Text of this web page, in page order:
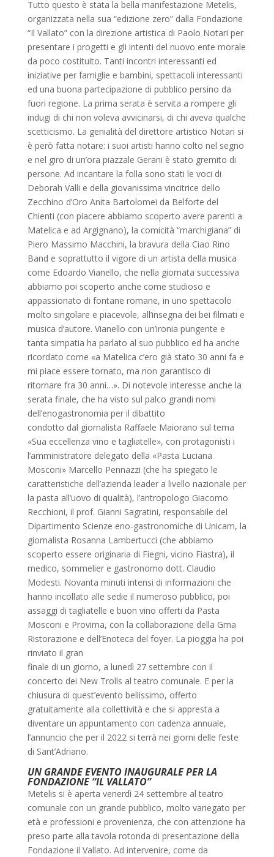
Tutto questo è stata la bella manifestazione Metelis,
organizzata nella sua “edizione zero” dalla Fondazione
“Il Vallato” con la direzione artistica di Paolo Notari per
presentare i progetti e gli intenti del nuovo ente morale
da poco costituito. Tanti incontri interessanti ed
iniziative per famiglie e bambini, spettacoli interessanti
ed una buona partecipazione di pubblico persino da
fuori regione. La prima serata è servita a rompere gli
indugi di chi non voleva avvicinarsi, di chi aveva qualche
scetticismo. La genialità del direttore artistico Notari si
è però fatta notare: i suoi artisti hanno colto nel segno
e nel giro di un’ora piazzale Gerani è stato gremito di
persone. Ad incantare la folla sono stati le voci di
Deborah Valli e della giovanissima vincitrice dello
Zecchino d’Oro Anita Bartolomei da Belforte del
Chienti (con piacere abbiamo scoperto avere parenti a
Matelica e ad Argignano), la comicità “marchigiana” di
Piero Massimo Macchini, la bravura della Ciao Rino
Band e soprattutto il vigore di un artista della musica
come Edoardo Vianello, che nella giornata successiva
abbiamo poi scoperto anche come studioso e
appassionato di fontane romane, in uno spettacolo
molto singolare e piacevole, all’insegna dei bei filmati e
musica d’autore. Vianello con un’ironia pungente e
tanta simpatia ha parlato al suo pubblico ed ha anche
ricordato come «a Matelica c’ero già stato 30 anni fa e
mi piace essere tornato, ma non garantisco di
ritornare fra 30 anni…». Di notevole interesse anche la
serata finale, che ha visto sul palco grandi nomi
dell’enogastronomia per il dibattito
condotto dal giornalista Raffaele Maiorano sul tema
«Sua eccellenza vino e tagliatelle», con protagonisti i
l’amministratore delegato della «Pasta Luciana
Mosconi» Marcello Pennazzi (che ha spiegato le
caratteristiche dell’azienda leader a livello nazionale per
la pasta all’uovo di qualità), l’antropologo Giacomo
Recchioni, il prof. Gianni Sagratini, responsabile del
Dipartimento Scienze eno-gastronomiche di Unicam, la
giornalista Rosanna Lambertucci (che abbiamo
scoperto essere originaria di Fiegni, vicino Fiastra), il
medico, sommelier e gastronomo dott. Claudio
Modesti. Novanta minuti intensi di informazioni che
hanno incollato alle sedie il numeroso pubblico, poi
assaggi di tagliatelle e buon vino offerti da Pasta
Mosconi e Provima, con la collaborazione della Gma
Ristorazione e dell’Enoteca del foyer. La pioggia ha poi
rinviato il gran
finale di un giorno, a lunedì 27 settembre con il
concerto dei New Trolls al teatro comunale. E per la
chiusura di quest’evento bellissimo, offerto
gratuitamente alla collettività e che si appresta a
diventare un appuntamento con cadenza annuale,
l’annuncio che per il 2022 si terrà nei giorni delle feste
di Sant’Adriano.
UN GRANDE EVENTO INAUGURALE PER LA
FONDAZIONE “IL VALLATO”
Metelis si è aperta venerdì 24 settembre al teatro
comunale con un grande pubblico, molto variegato per
età e professioni e provenienza, che con attenzione ha
preso parte alla tavola rotonda di presentazione della
Fondazione il Vallato. Ad intervenire, come da